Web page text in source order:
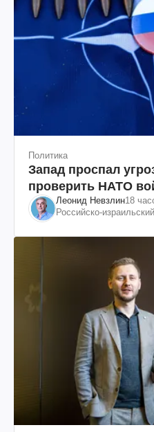
Политика
Запад проспал
проверить НАТО
Леонид Невзлин18
Российско-
"ЮКОСа"